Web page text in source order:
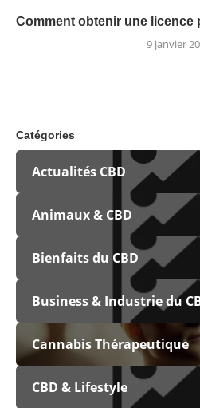
Comment obtenir une licence
9 janvier
Catégories
Actualités CBD
Animaux & CBD
Bienfaits du CBD
Business & Industrie du
Cannabis Thérapeutique
CBD & Lifestyle